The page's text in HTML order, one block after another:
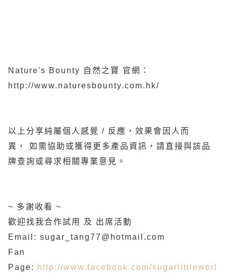
Nature's Bounty 自然之寶 官網：
http://www.naturesbounty.com.hk/
以上分享純屬個人感覺 / 反應，效果會因人而
異， 如需協助或獲得更多產品資訊，請直接與該品
牌查詢或尋求相關專業意見。
~ 多謝收看 ~
歡迎找我合作試用 及 出席活動
Email: sugar_tang77@hotmail.com
Fan
Page:
http://www.facebook.com/sugarlittleworl